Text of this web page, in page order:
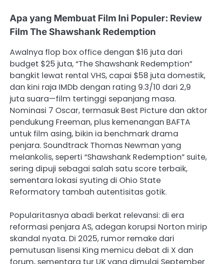
Apa yang Membuat Film Ini Populer: Review
Film The Shawshank Redemption
Awalnya flop box office dengan $16 juta dari
budget $25 juta, “The Shawshank Redemption”
bangkit lewat rental VHS, capai $58 juta domestik,
dan kini raja IMDb dengan rating 9.3/10 dari 2,9
juta suara—film tertinggi sepanjang masa.
Nominasi 7 Oscar, termasuk Best Picture dan aktor
pendukung Freeman, plus kemenangan BAFTA
untuk film asing, bikin ia benchmark drama
penjara. Soundtrack Thomas Newman yang
melankolis, seperti “Shawshank Redemption” suite,
sering dipuji sebagai salah satu score terbaik,
sementara lokasi syuting di Ohio State
Reformatory tambah autentisitas gotik.
Popularitasnya abadi berkat relevansi: di era
reformasi penjara AS, adegan korupsi Norton mirip
skandal nyata. Di 2025, rumor remake dari
pemutusan lisensi King memicu debat di X dan